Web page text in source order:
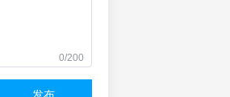
0/200